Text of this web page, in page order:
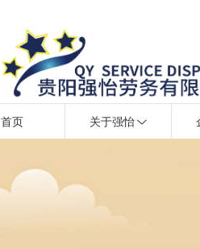
首页 关于强怡